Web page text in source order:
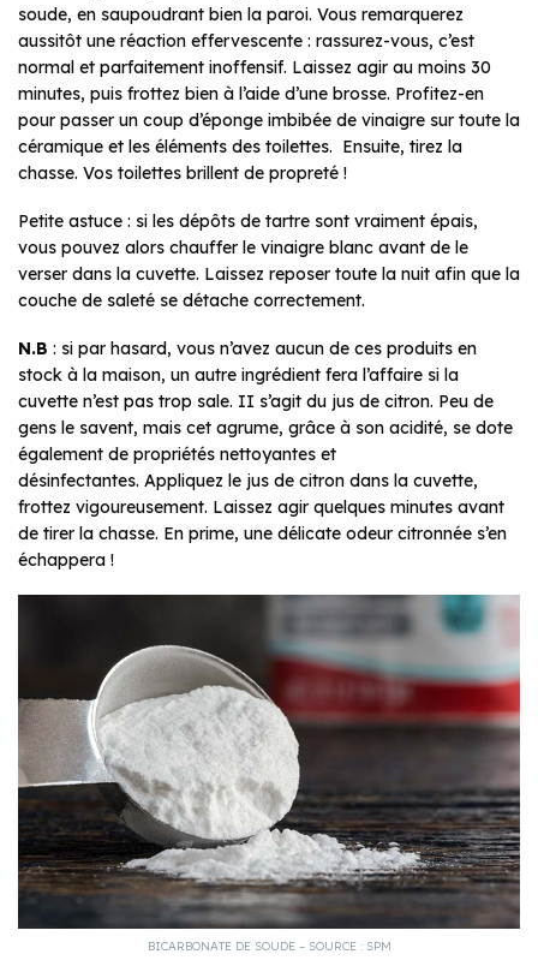
soude, en saupoudrant bien la paroi. Vous remarquerez
aussitôt une réaction effervescente : rassurez-vous, c’est
normal et parfaitement inoffensif. Laissez agir au moins 30
minutes, puis frottez bien à l’aide d’une brosse. Profitez-en
pour passer un coup d’éponge imbibée de vinaigre sur toute la
céramique et les éléments des toilettes. Ensuite, tirez la
chasse. Vos toilettes brillent de propreté !
Petite astuce : si les dépôts de tartre sont vraiment épais,
vous pouvez alors chauffer le vinaigre blanc avant de le
verser dans la cuvette. Laissez reposer toute la nuit afin que la
couche de saleté se détache correctement.
N.B : si par hasard, vous n’avez aucun de ces produits en
stock à la maison, un autre ingrédient fera l’affaire si la
cuvette n’est pas trop sale. II s’agit du jus de citron. Peu de
gens le savent, mais cet agrume, grâce à son acidité, se dote
également de propriétés nettoyantes et
désinfectantes. Appliquez le jus de citron dans la cuvette,
frottez vigoureusement. Laissez agir quelques minutes avant
de tirer la chasse. En prime, une délicate odeur citronnée s’en
échappera !
BICARBONATE DE SOUDE – SOURCE : SPM